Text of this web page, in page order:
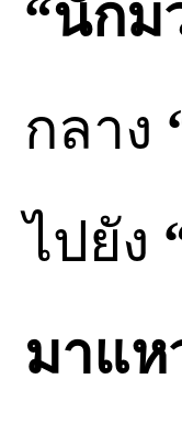
“นักม
กลาง
ไปยัง
มาแห